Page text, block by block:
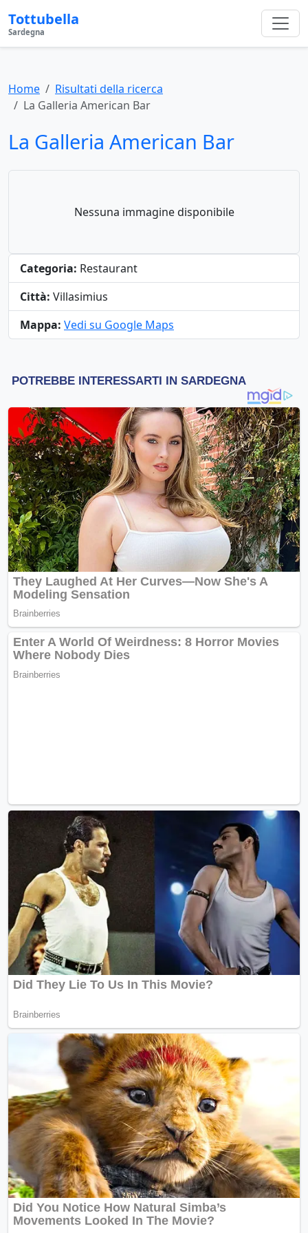
Tottubella
Sardegna
Home
Risultati della ricerca
La Galleria American Bar
La Galleria American Bar
Nessuna immagine disponibile
Categoria: Restaurant
Città: Villasimius
Mappa: Vedi su Google Maps